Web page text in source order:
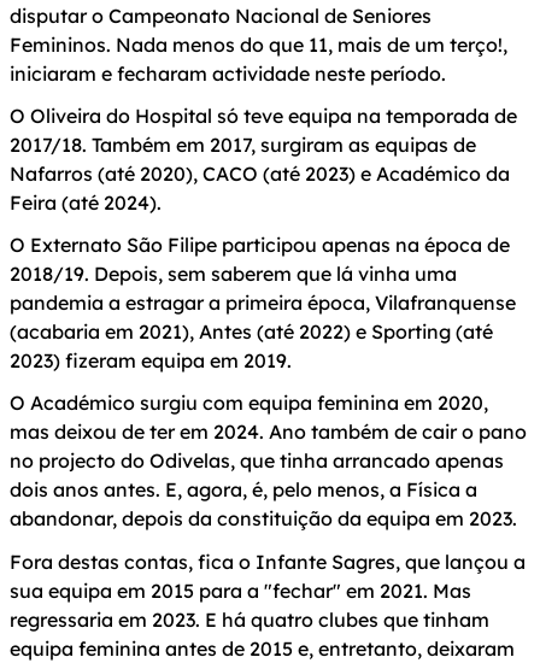
disputar o Campeonato Nacional de Seniores
Femininos. Nada menos do que 11, mais de um terço!,
iniciaram e fecharam actividade neste período.
O Oliveira do Hospital só teve equipa na temporada de
2017/18. Também em 2017, surgiram as equipas de
Nafarros (até 2020), CACO (até 2023) e Académico da
Feira (até 2024).
O Externato São Filipe participou apenas na época de
2018/19. Depois, sem saberem que lá vinha uma
pandemia a estragar a primeira época, Vilafranquense
(acabaria em 2021), Antes (até 2022) e Sporting (até
2023) fizeram equipa em 2019.
O Académico surgiu com equipa feminina em 2020,
mas deixou de ter em 2024. Ano também de cair o pano
no projecto do Odivelas, que tinha arrancado apenas
dois anos antes. E, agora, é, pelo menos, a Física a
abandonar, depois da constituição da equipa em 2023.
Fora destas contas, fica o Infante Sagres, que lançou a
sua equipa em 2015 para a "fechar" em 2021. Mas
regressaria em 2023. E há quatro clubes que tinham
equipa feminina antes de 2015 e, entretanto, deixaram